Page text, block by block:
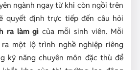
ngành ngay từ khi còn ngồi trên
quyết định trực tiếp đến câu hỏi
ra làm gì của mỗi sinh viên. Mỗi
một lộ trình nghề nghiệp riêng
kỹ năng chuyên môn đặc thù để